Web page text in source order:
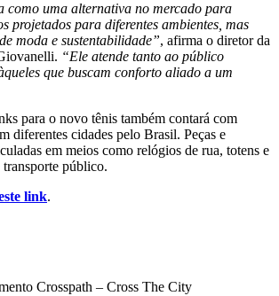
como uma alternativa no mercado para
projetados para diferentes ambientes, mas
moda e sustentabilidade”, afirma o diretor da
“Ele atende tanto ao público
que buscam conforto aliado a um
para o novo tênis também contará com
diferentes cidades pelo Brasil. Peças e
em meios como relógios de rua, totens e
transporte público.
link.
Crosspath – Cross The City